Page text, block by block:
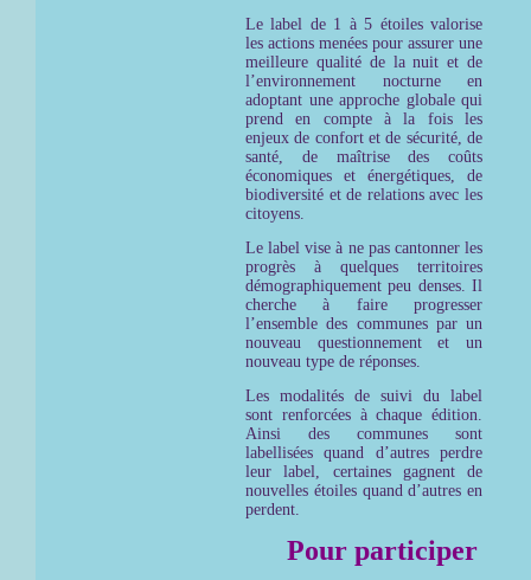
Le label de 1 à 5 étoiles valorise
les actions menées pour assurer une
meilleure qualité de la nuit et de
l’environnement nocturne en
adoptant une approche globale qui
prend en compte à la fois les
enjeux de confort et de sécurité, de
santé, de maîtrise des coûts
économiques et énergétiques, de
biodiversité et de relations avec les
citoyens.
Le label vise à ne pas cantonner les
progrès à quelques territoires
démographiquement peu denses. Il
cherche à faire progresser
l’ensemble des communes par un
nouveau questionnement et un
nouveau type de réponses.
Les modalités de suivi du label
sont renforcées à chaque édition.
Ainsi des communes sont
labellisées quand d’autres perdre
leur label, certaines gagnent de
nouvelles étoiles quand d’autres en
perdent.
Pour participer